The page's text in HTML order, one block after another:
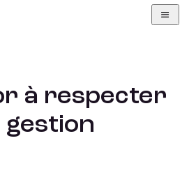
son budget personnel
à respecter